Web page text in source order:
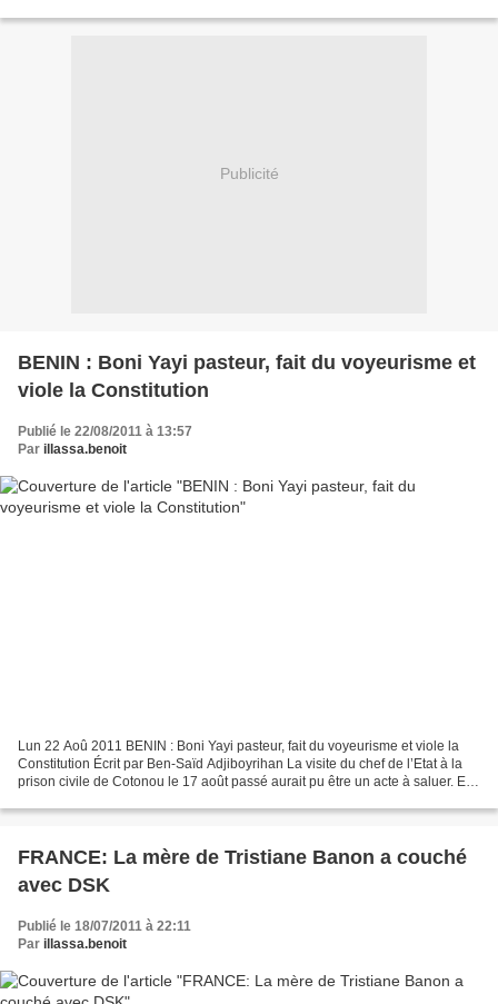
Publicité
BENIN : Boni Yayi pasteur, fait du voyeurisme et
viole la Constitution
Publié le 22/08/2011 à 13:57
Par illassa.benoit
Lun 22 Aoû 2011 BENIN : Boni Yayi pasteur, fait du voyeurisme et viole la
Constitution Écrit par Ben-Saïd Adjiboyrihan La visite du chef de l’Etat à la
prison civile de Cotonou le 17 août passé aurait pu être un acte à saluer. En
FRANCE: La mère de Tristiane Banon a couché
avec DSK
Publié le 18/07/2011 à 22:11
Par illassa.benoit